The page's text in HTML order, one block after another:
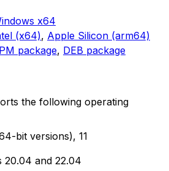
x64
(x64), Apple Silicon (arm64)
package, DEB package
the following operating
bit versions), 11
20.04 and 22.04